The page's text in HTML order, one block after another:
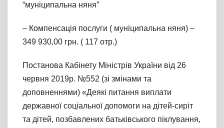
“муніципальна няня”
– Компенсація послуги ( муніципальна няня) –
349 930,00 грн. ( 117 отр.)
Постанова Кабінету Міністрів України від 26
червня 2019р. №552 (зі змінами та
доповненнями) «Деякі питання виплати
державної соціальної допомоги на дітей-сиріт
та дітей, позбавлених батьківського піклування,